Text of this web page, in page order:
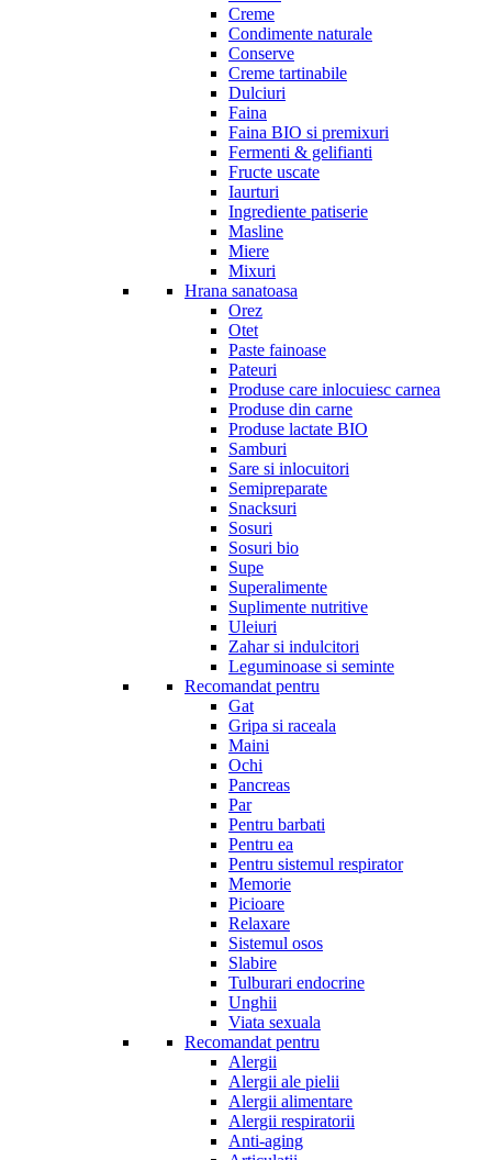
Creme
Condimente naturale
Conserve
Creme tartinabile
Dulciuri
Faina
Faina BIO si premixuri
Fermenti & gelifianti
Fructe uscate
Iaurturi
Ingrediente patiserie
Masline
Miere
Mixuri
Hrana sanatoasa
Orez
Otet
Paste fainoase
Pateuri
Produse care inlocuiesc carnea
Produse din carne
Produse lactate BIO
Samburi
Sare si inlocuitori
Semipreparate
Snacksuri
Sosuri
Sosuri bio
Supe
Superalimente
Suplimente nutritive
Uleiuri
Zahar si indulcitori
Leguminoase si seminte
Recomandat pentru
Gat
Gripa si raceala
Maini
Ochi
Pancreas
Par
Pentru barbati
Pentru ea
Pentru sistemul respirator
Memorie
Picioare
Relaxare
Sistemul osos
Slabire
Tulburari endocrine
Unghii
Viata sexuala
Recomandat pentru
Alergii
Alergii ale pielii
Alergii alimentare
Alergii respiratorii
Anti-aging